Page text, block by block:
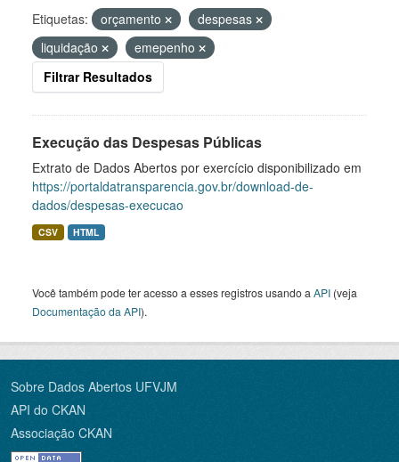
Etiquetas: orçamento
despesas
liquidação
emepenho
Filtrar Resultados
Execução das Despesas Públicas
Extrato de Dados Abertos por exercício disponibilizado em
https://portaldatransparencia.gov.br/download-de-
dados/despesas-execucao
CSV HTML
Você também pode ter acesso a esses registros usando a API (veja
Documentação da API).
Sobre Dados Abertos UFVJM
API do CKAN
Associação CKAN